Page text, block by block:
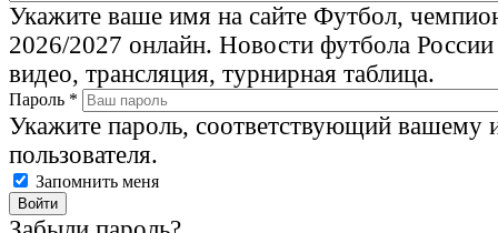
Укажите ваше имя на сайте Футбол,
2026/2027 онлайн. Новости футбола
видео, трансляция, турнирная таблица.
Пароль *
Укажите пароль, соответствующий вашему
пользователя.
Запомнить меня